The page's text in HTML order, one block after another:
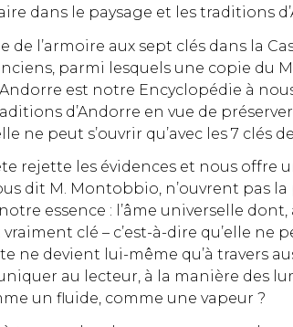
dans le paysage et les traditions
de l’armoire aux sept clés dans la
parmi lesquels une copie du
est notre Encyclopédie à
d’Andorre en vue de
ne peut s’ouvrir qu’avec les 7
rejette les évidences et nous offre
dit M. Montobbio, n’ouvrent pas
essence : l’âme universelle
vraiment clé – c’est-à-dire qu’elle
ne devient lui-même qu’à travers
au lecteur, à la manière des
un fluide, comme une vapeur ?